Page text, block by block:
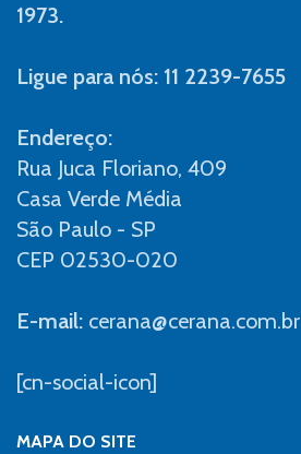
1973.
Ligue para nós: 11 2239-7655
Endereço:
Rua Juca Floriano, 409
Casa Verde Média
São Paulo - SP
CEP 02530-020
E-mail: cerana@cerana.com.br
[cn-social-icon]
MAPA DO SITE